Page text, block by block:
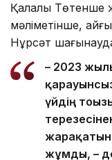
Қалалық Төтенше
мәліметінше,
Нұрсәт
– 2023
үйдің
жұмды, –